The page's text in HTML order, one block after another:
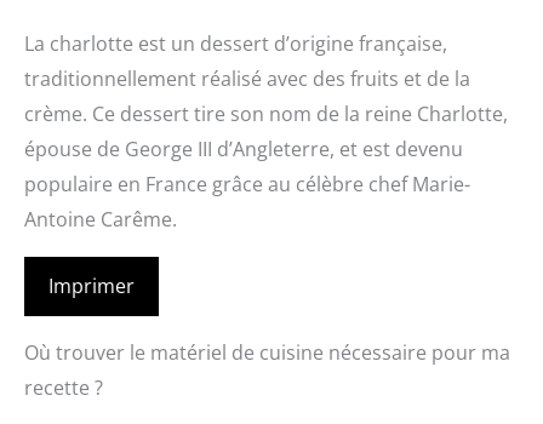
La charlotte est un dessert d’origine française,
traditionnellement réalisé avec des fruits et de la
crème. Ce dessert tire son nom de la reine Charlotte,
épouse de George III d’Angleterre, et est devenu
populaire en France grâce au célèbre chef Marie-
Antoine Carême.
Imprimer
Où trouver le matériel de cuisine nécessaire pour ma
recette ?